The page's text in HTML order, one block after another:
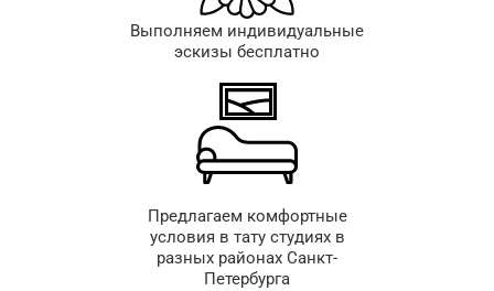
Выполняем индивидуальные
эскизы бесплатно
Предлагаем комфортные
условия в тату студиях в
разных районах Санкт-
Петербурга